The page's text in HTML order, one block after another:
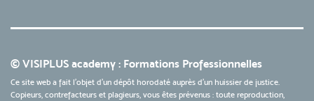
© VISIPLUS academy : Formations Professionnelles
Ce site web a fait l'objet d'un dépôt horodaté auprès d'un huissier de justice.
Copieurs, contrefacteurs et plagieurs, vous êtes prévenus : toute reproduction,